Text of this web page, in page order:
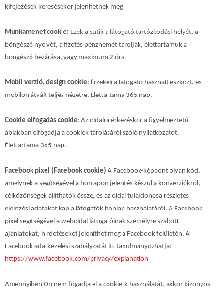
kifejezések keresésekor jelenhetnek meg
Munkamenet cookie: Ezek a sütik a látogató tartózkodási helyét, a
böngésző nyelvét, a fizetés pénznemét tárolják, élettartamuk a
böngésző bezárása, vagy maximum 2 óra.
Mobil verzió, design cookie: Érzékeli a látogató használt eszközt, és
mobilon átvált teljes nézetre. Élettartama 365 nap.
Cookie elfogadás cookie: Az oldalra érkezéskor a figyelmeztető
ablakban elfogadja a cookiek tárolásáról szóló nyilatkozatot.
Élettartama 365 nap.
Facebook pixel (Facebook cookie) A Facebook-képpont olyan kód,
amelynek a segítségével a honlapon jelentés készül a konverziókról,
célközönségek állíthatók össze, és az oldal tulajdonosa részletes
elemzési adatokat kap a látogatók honlap használatáról. A Facebook
pixel segítségével a weboldal látogatóinak személyre szabott
ajánlatokat, hirdetéseket jeleníthet meg a Facebook felületén. A
Facebook adatkezelési szabályzatát itt tanulmányozhatja:
https://www.facebook.com/privacy/explanation
Amennyiben Ön nem fogadja el a cookie-k használatát, akkor bizonyos